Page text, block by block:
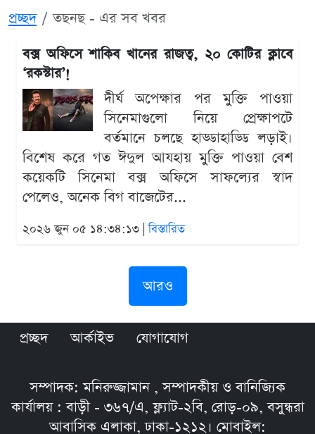
প্রচ্ছদ তছনছ - এর সব খবর
বক্স অফিসে শাকিব খানের রাজত্ব, ২০ কোটির ক্লাবে
‘রকস্টার’!
দীর্ঘ অপেক্ষার পর মুক্তি পাওয়া
সিনেমাগুলো নিয়ে প্রেক্ষাপটে
বর্তমানে চলছে হাড্ডাহাড্ডি লড়াই।
বিশেষ করে গত ঈদুল আযহায় মুক্তি পাওয়া বেশ
কয়েকটি সিনেমা বক্স অফিসে সাফল্যের স্বাদ
পেলেও, অনেক বিগ বাজেটের...
২০২৬ জুন ০৫ ১৪:৩৪:১৩ |বিস্তারিত
আরও
প্রচ্ছদ আর্কাইভ যোগাযোগ
সম্পাদক: মনিরুজ্জামান , সম্পাদকীয় ও বানিজ্যিক
কার্যালয় : বাড়ী - ৩৬৭/এ, ফ্ল্যাট-২বি, রোড়-০৯, বসুন্ধরা
আবাসিক এলাকা, ঢাকা-১২১২। মোবাইল: